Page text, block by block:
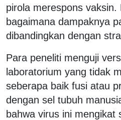
pirola merespons vaksin.
bagaimana dampaknya
dibandingkan dengan
Para peneliti menguji
laboratorium yang tidak
seberapa baik fusi atau
dengan sel tubuh
bahwa virus ini mengikat